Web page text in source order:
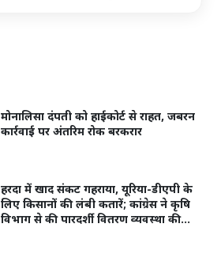
मोनालिसा दंपती को हाईकोर्ट से राहत, जबरन
कार्रवाई पर अंतरिम रोक बरकरार
हरदा में खाद संकट गहराया, यूरिया-डीएपी के
लिए किसानों की लंबी कतारें; कांग्रेस ने कृषि
विभाग से की पारदर्शी वितरण व्यवस्था की